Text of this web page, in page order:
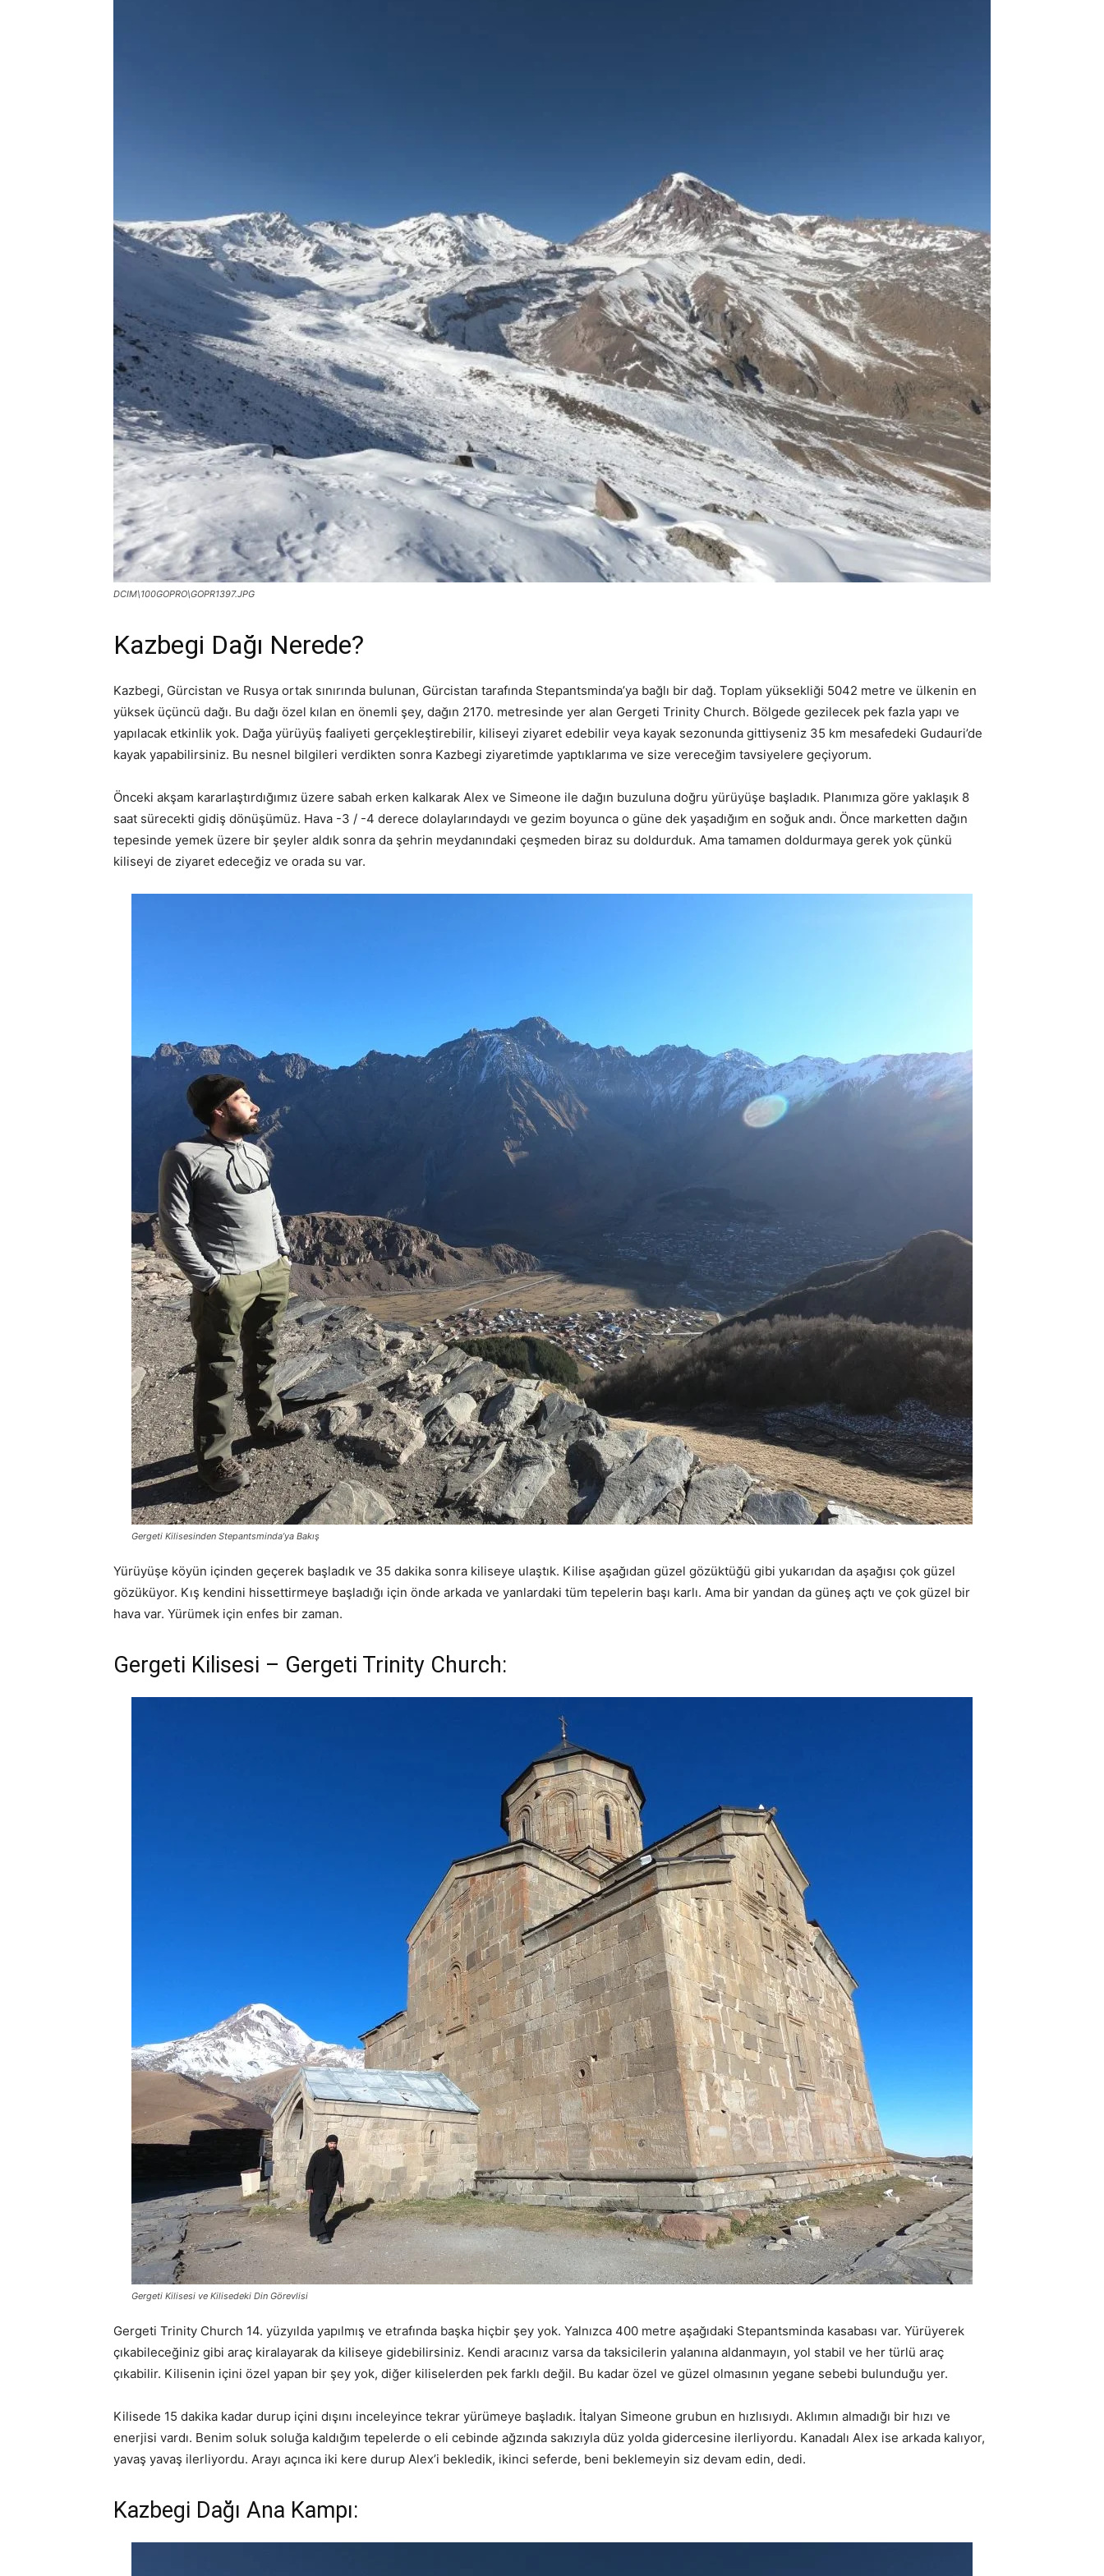
DCIM\100GOPRO\GOPR1397.JPG
Kazbegi Dağı Nerede?
Kazbegi, Gürcistan ve Rusya ortak sınırında bulunan, Gürcistan tarafında Stepantsminda’ya bağlı bir dağ. Toplam yüksekliği 5042 metre ve ülkenin en
yüksek üçüncü dağı. Bu dağı özel kılan en önemli şey, dağın 2170. metresinde yer alan Gergeti Trinity Church. Bölgede gezilecek pek fazla yapı ve
yapılacak etkinlik yok. Dağa yürüyüş faaliyeti gerçekleştirebilir, kiliseyi ziyaret edebilir veya kayak sezonunda gittiyseniz 35 km mesafedeki Gudauri’de
kayak yapabilirsiniz. Bu nesnel bilgileri verdikten sonra Kazbegi ziyaretimde yaptıklarıma ve size vereceğim tavsiyelere geçiyorum.
Önceki akşam kararlaştırdığımız üzere sabah erken kalkarak Alex ve Simeone ile dağın buzuluna doğru yürüyüşe başladık. Planımıza göre yaklaşık 8
saat sürecekti gidiş dönüşümüz. Hava -3 / -4 derece dolaylarındaydı ve gezim boyunca o güne dek yaşadığım en soğuk andı. Önce marketten dağın
tepesinde yemek üzere bir şeyler aldık sonra da şehrin meydanındaki çeşmeden biraz su doldurduk. Ama tamamen doldurmaya gerek yok çünkü
kiliseyi de ziyaret edeceğiz ve orada su var.
Gergeti Kilisesinden Stepantsminda’ya Bakış
Yürüyüşe köyün içinden geçerek başladık ve 35 dakika sonra kiliseye ulaştık. Kilise aşağıdan güzel gözüktüğü gibi yukarıdan da aşağısı çok güzel
gözüküyor. Kış kendini hissettirmeye başladığı için önde arkada ve yanlardaki tüm tepelerin başı karlı. Ama bir yandan da güneş açtı ve çok güzel bir
hava var. Yürümek için enfes bir zaman.
Gergeti Kilisesi – Gergeti Trinity Church:
Gergeti Kilisesi ve Kilisedeki Din Görevlisi
Gergeti Trinity Church 14. yüzyılda yapılmış ve etrafında başka hiçbir şey yok. Yalnızca 400 metre aşağıdaki Stepantsminda kasabası var. Yürüyerek
çıkabileceğiniz gibi araç kiralayarak da kiliseye gidebilirsiniz. Kendi aracınız varsa da taksicilerin yalanına aldanmayın, yol stabil ve her türlü araç
çıkabilir. Kilisenin içini özel yapan bir şey yok, diğer kiliselerden pek farklı değil. Bu kadar özel ve güzel olmasının yegane sebebi bulunduğu yer.
Kilisede 15 dakika kadar durup içini dışını inceleyince tekrar yürümeye başladık. İtalyan Simeone grubun en hızlısıydı. Aklımın almadığı bir hızı ve
enerjisi vardı. Benim soluk soluğa kaldığım tepelerde o eli cebinde ağzında sakızıyla düz yolda gidercesine ilerliyordu. Kanadalı Alex ise arkada kalıyor,
yavaş yavaş ilerliyordu. Arayı açınca iki kere durup Alex’i bekledik, ikinci seferde, beni beklemeyin siz devam edin, dedi.
Kazbegi Dağı Ana Kampı: